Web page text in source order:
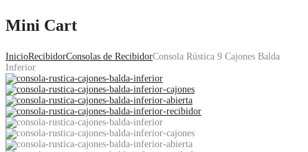
Mini Cart
InicioRecibidorConsolas de RecibidorConsola Rústica 9 Cajones Balda
Inferior